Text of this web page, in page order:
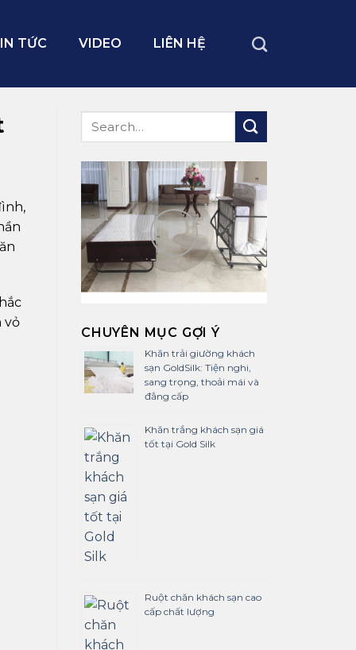
TỨC VIDEO LIÊN HỆ
vỏ
CHUYÊN MỤC GỢI Ý
Khăn trải giường khách
sạn GoldSilk: Tiện nghi,
sang trọng, thoải mái và
đẳng cấp
Khăn trắng khách sạn giá
tốt tại Gold Silk
Ruột chăn khách sạn cao
cấp chất lượng